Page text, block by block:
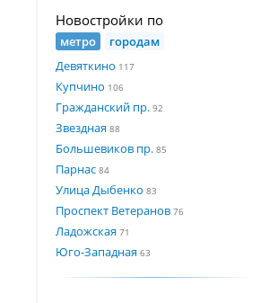
Новостройки по
метро
городам
Девяткино 117
Купчино 106
Гражданский пр. 92
Звездная 88
Большевиков пр. 85
Парнас 84
Улица Дыбенко 83
Проспект Ветеранов 76
Ладожская 71
Юго-Западная 63